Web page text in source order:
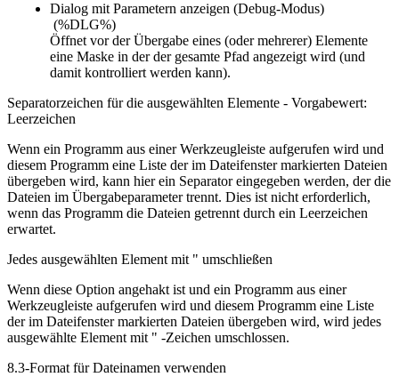
Dialog mit Parametern anzeigen (Debug-Modus)
(%DLG%)
Öffnet vor der Übergabe eines (oder mehrerer) Elemente
eine Maske in der der gesamte Pfad angezeigt wird (und
damit kontrolliert werden kann).
Separatorzeichen für die ausgewählten Elemente - Vorgabewert:
Leerzeichen
Wenn ein Programm aus einer Werkzeugleiste aufgerufen wird und
diesem Programm eine Liste der im Dateifenster markierten Dateien
übergeben wird, kann hier ein Separator eingegeben werden, der die
Dateien im Übergabeparameter trennt. Dies ist nicht erforderlich,
wenn das Programm die Dateien getrennt durch ein Leerzeichen
erwartet.
Jedes ausgewählten Element mit " umschließen
Wenn diese Option angehakt ist und ein Programm aus einer
Werkzeugleiste aufgerufen wird und diesem Programm eine Liste
der im Dateifenster markierten Dateien übergeben wird, wird jedes
ausgewählte Element mit " -Zeichen umschlossen.
8.3-Format für Dateinamen verwenden